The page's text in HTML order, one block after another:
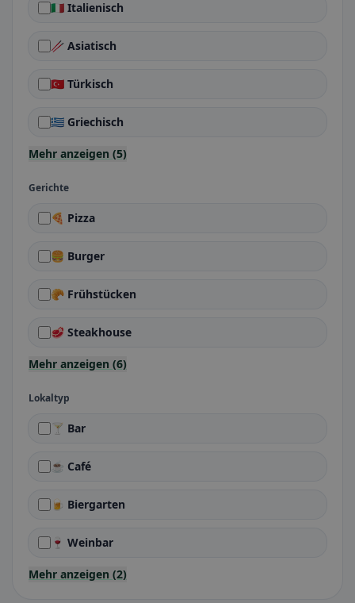
🇮🇹 Italienisch
🥢 Asiatisch
🇹🇷 Türkisch
🇬🇷 Griechisch
Mehr anzeigen (5)
Gerichte
🍕 Pizza
🍔 Burger
🥐 Frühstücken
🥩 Steakhouse
Mehr anzeigen (6)
Lokaltyp
🍸 Bar
☕ Café
🍺 Biergarten
🍷 Weinbar
Mehr anzeigen (2)